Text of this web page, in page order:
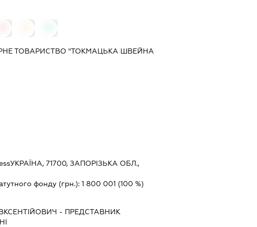
ТОВАРИСТВО "ТОКМАЦЬКА ШВЕЙНА
УКРАЇНА, 71700, ЗАПОРІЗЬКА ОБЛ.,
фонду (грн.): 1 800 001 (100 %)
- ПРЕДСТАВНИК